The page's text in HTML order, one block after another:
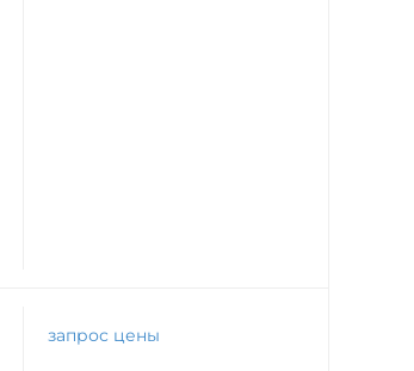
запрос цены